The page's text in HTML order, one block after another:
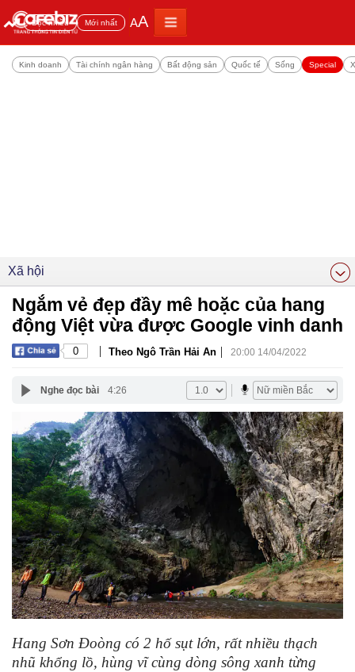
Đọc nhiều Mới nhất AA
Kinh doanh Tài chính ngân hàng Bất động sản Quốc tế Sống Special
Xã hội
Ngắm vẻ đẹp đầy mê hoặc của hang
động Việt vừa được Google vinh danh
0 | Theo Ngô Trần Hải An | 20:00 14/04/2022
Nghe đọc bài 4:26
Hang Sơn Đoòng có 2 hố sụt lớn, rất nhiều thạch
nhũ khổng lồ, hùng vĩ cùng dòng sông xanh từng